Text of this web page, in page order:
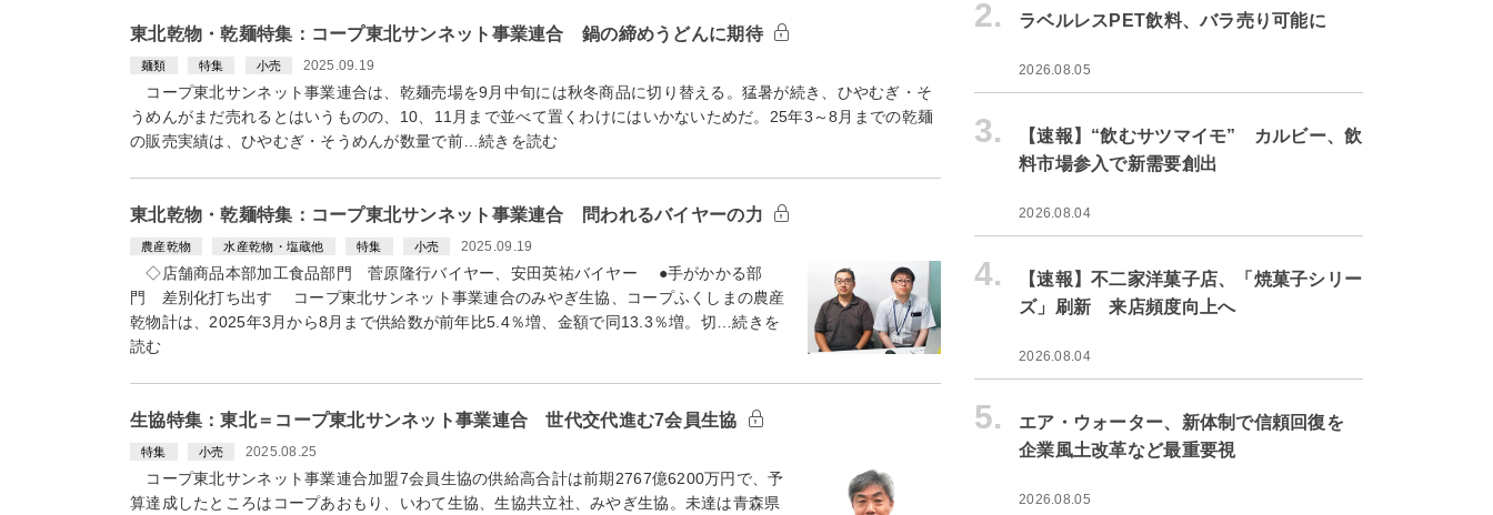
東北乾物・乾麺特集：コープ東北サンネット事業連合 鍋の締めうどんに期待
麺類 特集 小売 2025.09.19
コープ東北サンネット事業連合は、乾麺売場を9月中旬には秋冬商品に切り替える。猛暑が続き、ひやむぎ・そ
うめんがまだ売れるとはいうものの、10、11月まで並べて置くわけにはいかないためだ。25年3～8月までの乾麺
の販売実績は、ひやむぎ・そうめんが数量で前…続きを読む
東北乾物・乾麺特集：コープ東北サンネット事業連合 問われるバイヤーの力
農産乾物 水産乾物・塩蔵他 特集 小売 2025.09.19
◇店舗商品本部加工食品部門 菅原隆行バイヤー、安田英祐バイヤー ●手がかかる部
門 差別化打ち出す コープ東北サンネット事業連合のみやぎ生協、コープふくしまの農産
乾物計は、2025年3月から8月まで供給数が前年比5.4％増、金額で同13.3％増。切…続きを
読む
生協特集：東北＝コープ東北サンネット事業連合 世代交代進む7会員生協
特集 小売 2025.08.25
コープ東北サンネット事業連合加盟7会員生協の供給高合計は前期2767億6200万円で、予
算達成したところはコープあおもり、いわて生協、生協共立社、みやぎ生協。未達は青森県
2. ラベルレスPET飲料、バラ売り可能に
2026.08.05
3.
【速報】“飲むサツマイモ” カルビー、飲
料市場参入で新需要創出
2026.08.04
4.
【速報】不二家洋菓子店、「焼菓子シリー
ズ」刷新 来店頻度向上へ
2026.08.04
5.
エア・ウォーター、新体制で信頼回復を
企業風土改革など最重要視
2026.08.05